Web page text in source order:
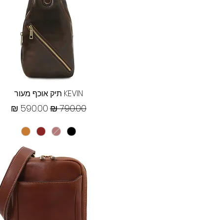
תצוגה מהירהKEVIN תיק אוכף מעור
מחיר רגיל‏790.00 ‏₪ מחיר מבצע